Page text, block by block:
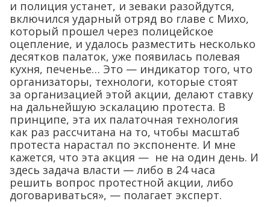
и полиция устанет, и зеваки разойдутся,
включился ударный отряд во главе с Михо,
который прошел через полицейское
оцепление, и удалось разместить несколько
десятков палаток, уже появилась полевая
кухня, печенье… Это — индикатор того, что
организаторы, технологи, которые стоят
за организацией этой акции, делают ставку
на дальнейшую эскалацию протеста. В
принципе, эта их палаточная технология
как раз рассчитана на то, чтобы масштаб
протеста нарастал по экспоненте. И мне
кажется, что эта акция — не на один день. И
здесь задача власти — либо в 24 часа
решить вопрос протестной акции, либо
договариваться», — полагает эксперт.